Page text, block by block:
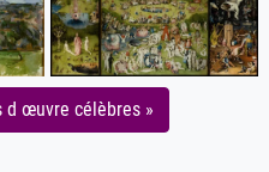
d œuvre célèbres »